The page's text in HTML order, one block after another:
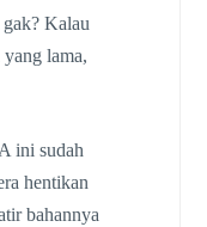
Kalau
lama,
ini sudah
hentikan
bahannya